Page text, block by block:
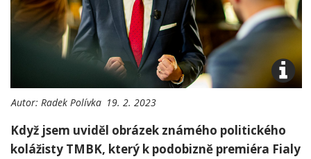
Autor: Radek Polívka 19. 2. 2023
Když jsem uviděl obrázek známého politického
kolážisty TMBK, který k podobizně premiéra Fialy